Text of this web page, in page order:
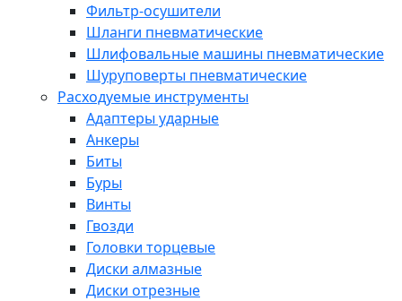
Фильтр-осушители
Шланги пневматические
Шлифовальные машины пневматические
Шуруповерты пневматические
Расходуемые инструменты
Адаптеры ударные
Анкеры
Биты
Буры
Винты
Гвозди
Головки торцевые
Диски алмазные
Диски отрезные